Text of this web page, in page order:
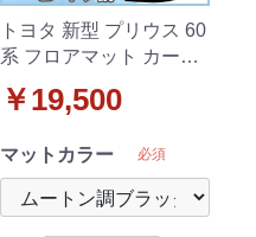
トヨタ 新型 プリウス 60
系 フロアマット カーマ
社外新品
￥19,500
マットカラー 必須